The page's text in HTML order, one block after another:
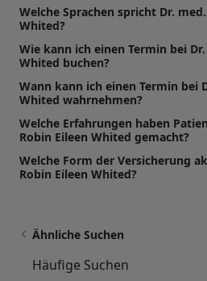
Welche Sprachen spricht Dr.
Whited?
Wie kann ich einen Termin bei
Whited buchen?
Wann kann ich einen Termin bei
Whited wahrnehmen?
Welche Erfahrungen haben
Robin Eileen Whited gemacht?
Welche Form der Versicherung
Robin Eileen Whited?
Ähnliche Suchen
Häufige Suchen